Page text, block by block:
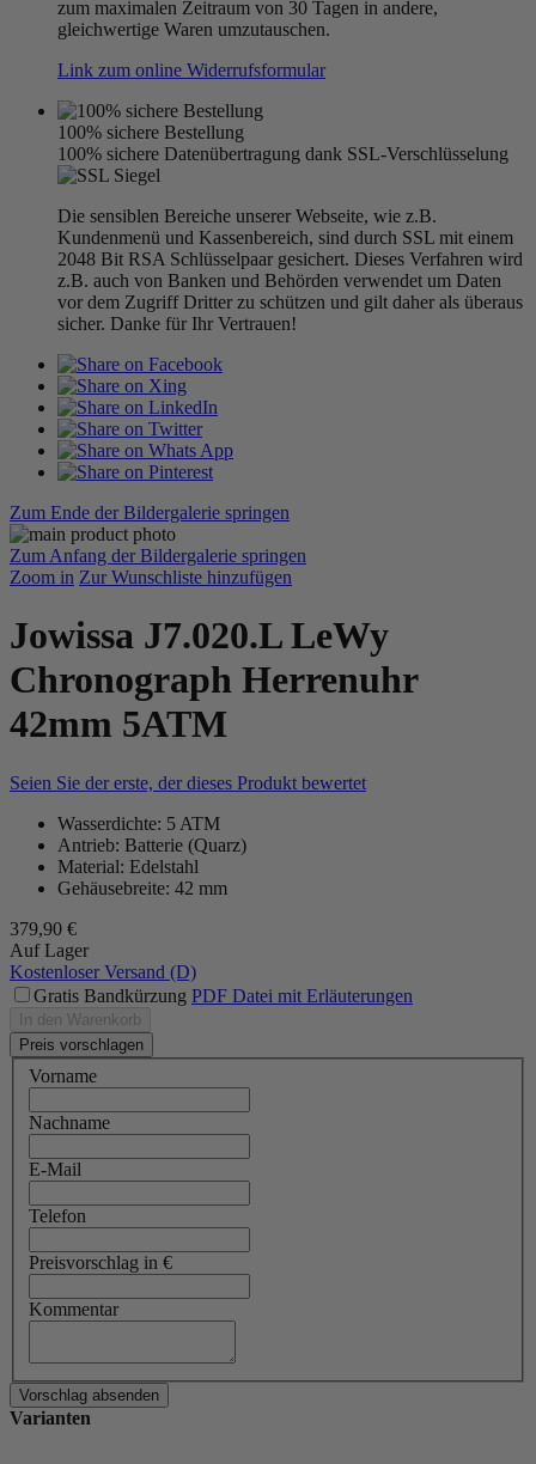
zum maximalen Zeitraum von 30 Tagen in andere,
gleichwertige Waren umzutauschen.
Link zum online Widerrufsformular
100% sichere Bestellung
100% sichere Datenübertragung dank SSL-Verschlüsselung
Die sensiblen Bereiche unserer Webseite, wie z.B.
Kundenmenü und Kassenbereich, sind durch SSL mit einem
2048 Bit RSA Schlüsselpaar gesichert. Dieses Verfahren wird
z.B. auch von Banken und Behörden verwendet um Daten
vor dem Zugriff Dritter zu schützen und gilt daher als überaus
sicher. Danke für Ihr Vertrauen!
Zum Ende der Bildergalerie springen
Zum Anfang der Bildergalerie springen
Zoom in Zur Wunschliste hinzufügen
Jowissa J7.020.L LeWy
Chronograph Herrenuhr
42mm 5ATM
Seien Sie der erste, der dieses Produkt bewertet
Wasserdichte: 5 ATM
Antrieb: Batterie (Quarz)
Material: Edelstahl
Gehäusebreite: 42 mm
379,90 €
Auf Lager
Kostenloser Versand (D)
Gratis Bandkürzung PDF Datei mit Erläuterungen
In den Warenkorb
Preis vorschlagen
Vorname
Nachname
E-Mail
Telefon
Preisvorschlag in €
Kommentar
Varianten